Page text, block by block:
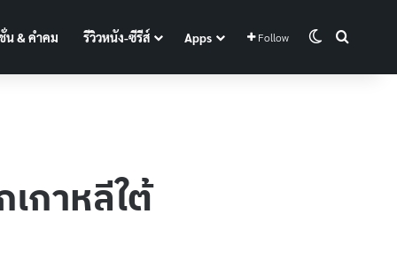
น & คำคม รีวิวหนัง-ซีรีส์ Apps Follow Switch skin
กาหลีใต้